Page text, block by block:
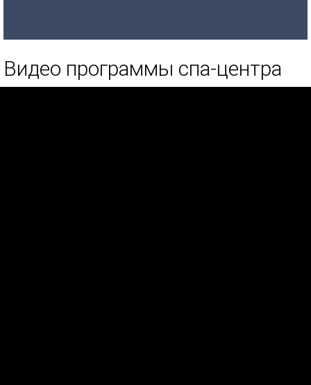
Видео программы спа-центра